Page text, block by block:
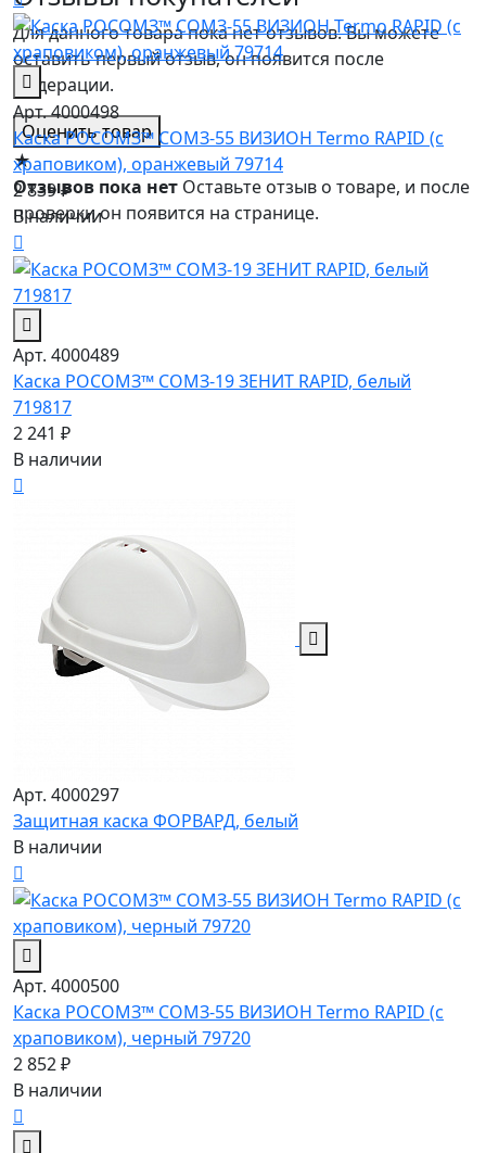
Для данного товара пока нет отзывов. Вы можете
оставить первый отзыв, он появится после
модерации.
Оценить товар
★
Отзывов пока нет Оставьте отзыв о товаре, и после
проверки он появится на странице.
Арт. 4000498
Каска РОСОМЗ™ СОМЗ-55 ВИЗИОН Termo RAPID (с
храповиком), оранжевый 79714
2 839 ₽
В наличии
Арт. 4000489
Каска РОСОМЗ™ СОМЗ-19 ЗЕНИТ RAPID, белый
719817
2 241 ₽
В наличии
Арт. 4000297
Защитная каска ФОРВАРД, белый
В наличии
Арт. 4000500
Каска РОСОМЗ™ СОМЗ-55 ВИЗИОН Termo RAPID (с
храповиком), черный 79720
2 852 ₽
В наличии